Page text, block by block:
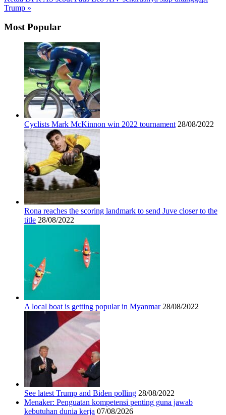
Trump »
Most Popular
Cyclists Mark McKinnon win 2022 tournament 28/08/2022
Rona reaches the scoring landmark to send Juve closer to the
title 28/08/2022
A local boat is getting popular in Myanmar 28/08/2022
See latest Trump and Biden polling 28/08/2022
Menaker: Penguatan kompetensi penting guna jawab
kebutuhan dunia kerja 07/08/2026